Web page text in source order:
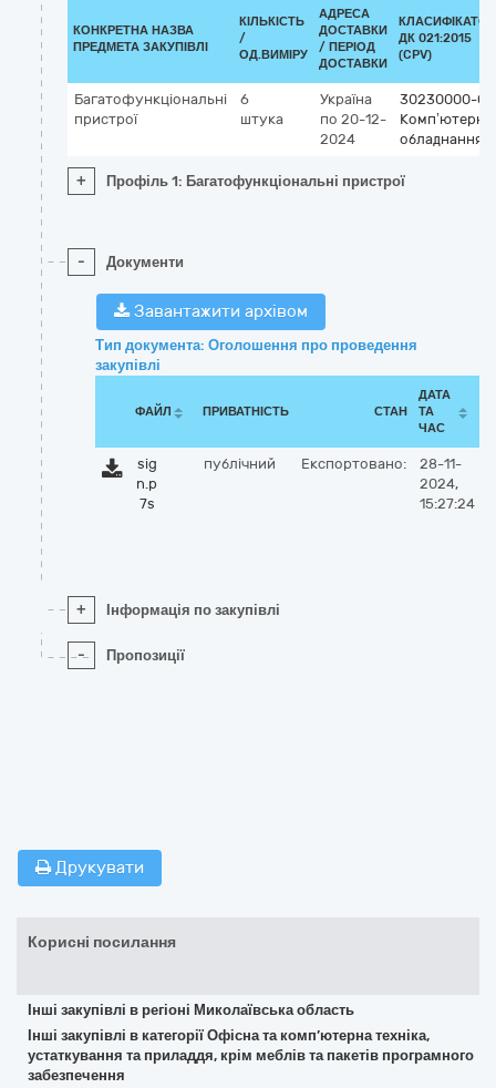
КОНКРЕТНА НАЗВА
ПРЕДМЕТА ЗАКУПІВЛІ
КІЛЬКІСТЬ
/
ОД.ВИМІРУ
АДРЕСА
ДОСТАВКИ
/ ПЕРІОД
ДОСТАВКИ
КЛАСИФІКАТОР
ДК 021:2015
(CPV)
Багатофункціональні
пристрої
6
штука
Україна
по 20-12-
2024
30230000-0
Комп’ютерне
обладнання
+ Профіль 1: Багатофункціональні пристрої
- Документи
Завантажити архівом
Тип документа: Оголошення про проведення
закупівлі
ФАЙЛ ПРИВАТНІСТЬ СТАН
ДАТА
ТА
ЧАС
sig
n.p
7s
публічний Експортовано:
28-11-
2024,
15:27:24
+ Інформація по закупівлі
- Пропозиції
Друкувати
Корисні посилання
Інші закупівлі в регіоні Миколаївська область
Інші закупівлі в категорії Офісна та комп’ютерна техніка,
устаткування та приладдя, крім меблів та пакетів програмного
забезпечення